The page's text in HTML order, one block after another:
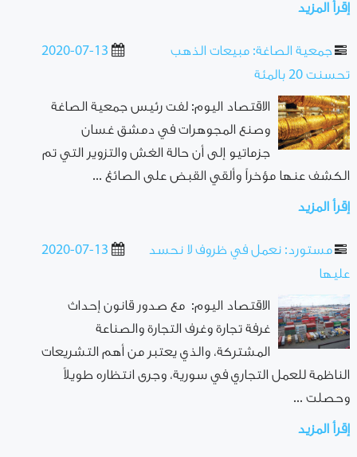
إقرأ المزيد
2020-07-13
جمعية الصاغة: مبيعات الذهب
تحسنت 20 بالمئة
الاقتصاد اليوم: لفت رئيس جمعية الصاغة
وصنع المجوهرات في دمشق غسان
جزماتيو إلى أن حالة الغش والتزوير التي تم
الكشف عنها مؤخراً وألقي القبض على الصائغ ...
إقرأ المزيد
2020-07-13
مستورد: نعمل في ظروف لا نحسد
عليها
الاقتصاد اليوم: مع صدور قانون إحداث
غرفة تجارة وغرف التجارة والصناعة
المشتركة، والذي يعتبر من أهم التشريعات
الناظمة للعمل التجاري في سورية، وجرى انتظاره طويلاً
وحصلت ...
إقرأ المزيد